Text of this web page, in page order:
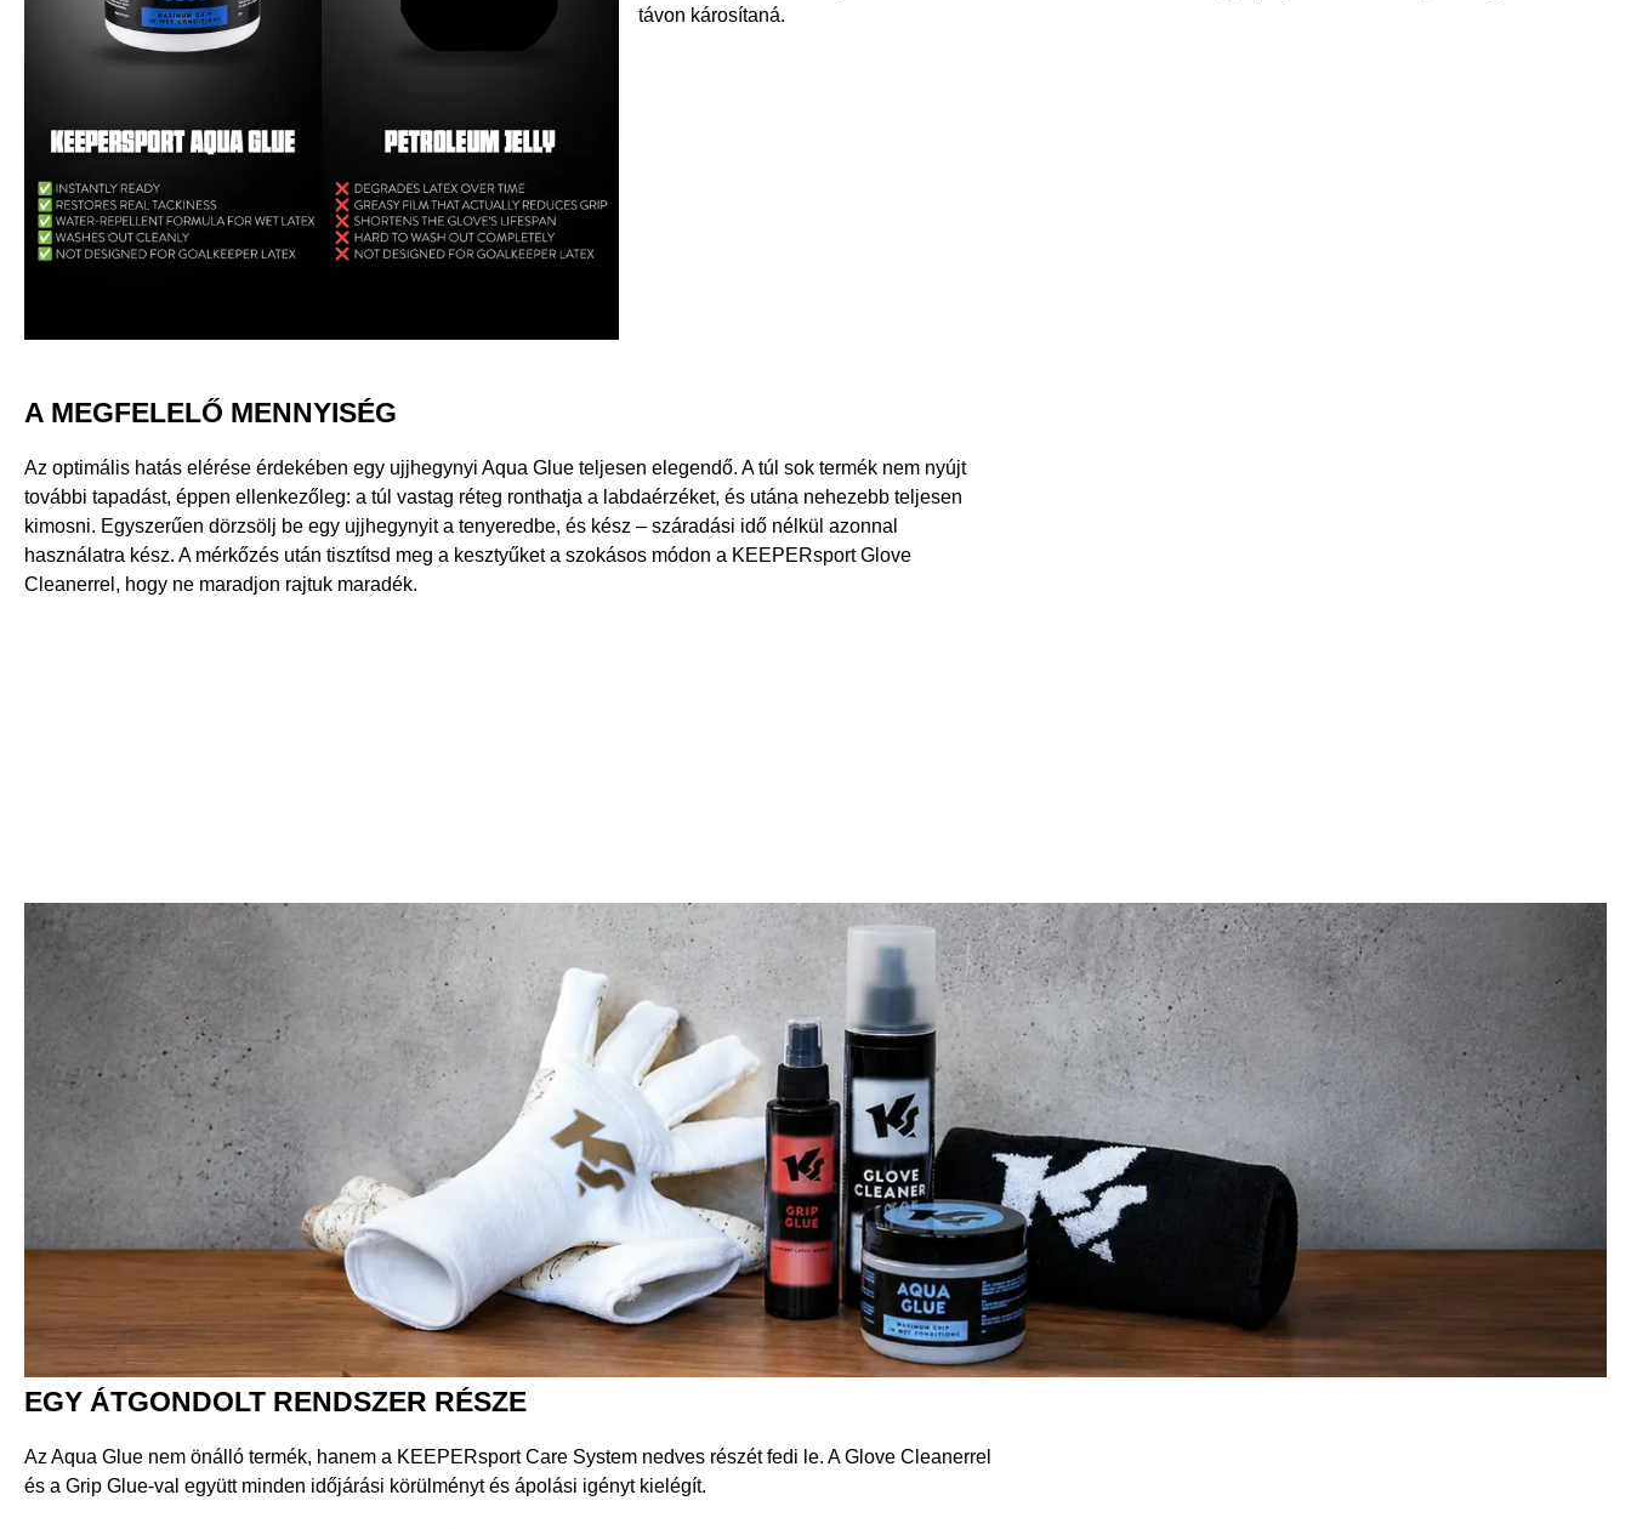
távon károsítaná.
A MEGFELELŐ MENNYISÉG
Az optimális hatás elérése érdekében egy ujjhegynyi Aqua Glue teljesen elegendő. A túl sok termék nem nyújt
további tapadást, éppen ellenkezőleg: a túl vastag réteg ronthatja a labdaérzéket, és utána nehezebb teljesen
kimosni. Egyszerűen dörzsölj be egy ujjhegynyit a tenyeredbe, és kész – száradási idő nélkül azonnal
használatra kész. A mérkőzés után tisztítsd meg a kesztyűket a szokásos módon a KEEPERsport Glove
Cleanerrel, hogy ne maradjon rajtuk maradék.
EGY ÁTGONDOLT RENDSZER RÉSZE
Az Aqua Glue nem önálló termék, hanem a KEEPERsport Care System nedves részét fedi le. A Glove Cleanerrel
és a Grip Glue-val együtt minden időjárási körülményt és ápolási igényt kielégít.